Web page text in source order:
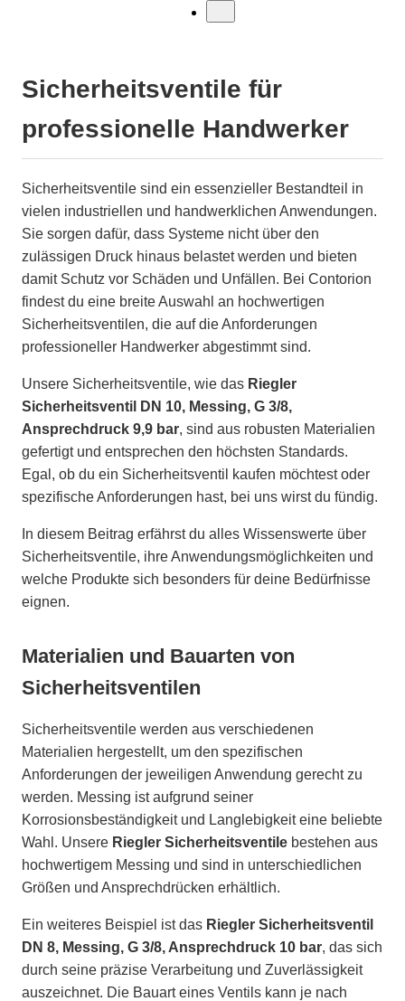
Sicherheitsventile für
professionelle Handwerker
Sicherheitsventile sind ein essenzieller Bestandteil in
vielen industriellen und handwerklichen Anwendungen.
Sie sorgen dafür, dass Systeme nicht über den
zulässigen Druck hinaus belastet werden und bieten
damit Schutz vor Schäden und Unfällen. Bei Contorion
findest du eine breite Auswahl an hochwertigen
Sicherheitsventilen, die auf die Anforderungen
professioneller Handwerker abgestimmt sind.
Unsere Sicherheitsventile, wie das Riegler
Sicherheitsventil DN 10, Messing, G 3/8,
Ansprechdruck 9,9 bar, sind aus robusten Materialien
gefertigt und entsprechen den höchsten Standards.
Egal, ob du ein Sicherheitsventil kaufen möchtest oder
spezifische Anforderungen hast, bei uns wirst du fündig.
In diesem Beitrag erfährst du alles Wissenswerte über
Sicherheitsventile, ihre Anwendungsmöglichkeiten und
welche Produkte sich besonders für deine Bedürfnisse
eignen.
Materialien und Bauarten von
Sicherheitsventilen
Sicherheitsventile werden aus verschiedenen
Materialien hergestellt, um den spezifischen
Anforderungen der jeweiligen Anwendung gerecht zu
werden. Messing ist aufgrund seiner
Korrosionsbeständigkeit und Langlebigkeit eine beliebte
Wahl. Unsere Riegler Sicherheitsventile bestehen aus
hochwertigem Messing und sind in unterschiedlichen
Größen und Ansprechdrücken erhältlich.
Ein weiteres Beispiel ist das Riegler Sicherheitsventil
DN 8, Messing, G 3/8, Ansprechdruck 10 bar, das sich
durch seine präzise Verarbeitung und Zuverlässigkeit
auszeichnet. Die Bauart eines Ventils kann je nach